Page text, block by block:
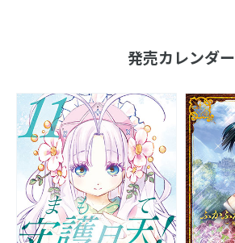
発売カレンダー